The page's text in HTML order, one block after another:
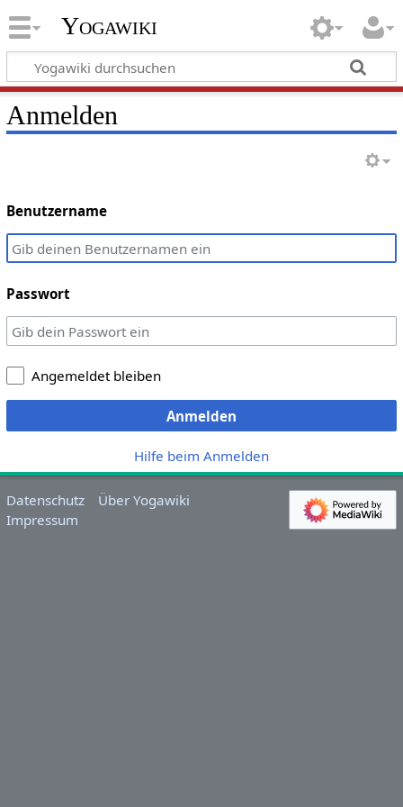
Yogawiki
Anmelden
Benutzername
Passwort
Angemeldet bleiben
Anmelden
Hilfe beim Anmelden
Datenschutz
Über Yogawiki
Impressum